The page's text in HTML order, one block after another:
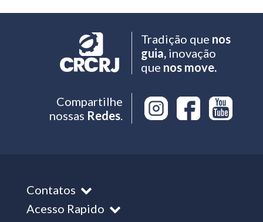
Tradição que nos
guia,inovação
que nos move.
Compartilhe
nossas Redes.
Contatos
Acesso Rapido